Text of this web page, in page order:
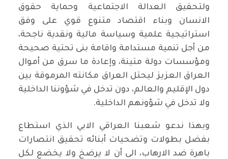
ولتحقيق العدالة الاجتماعية وحماية حقوق
الانسان وبناء اقتصاد متنوع قوي على وفق
استراتيجية علمية وسياسة مالية ونقدية ناجحة،
من أجل تنمية مستدامة واقامة بنى تحتية صحيحة
ومؤسسات دولة متينة، وإعادة ما سرق من أموال
العراق العزيز ليحتل العراق مكانته المرموقة بين
دول الإقليم والعالم، دون تدخل في شؤوننا الداخلية
ولا تدخل في شؤونهم الداخلية.
وبهذا ندعو شعبنا العراقي الابي الذي استطاع
بفضل بطولات وتضحيات أبنائه تحقيق انتصارات
باهرة ضد الارهاب، الى أن لا يرضخ ولا يخضع لكل